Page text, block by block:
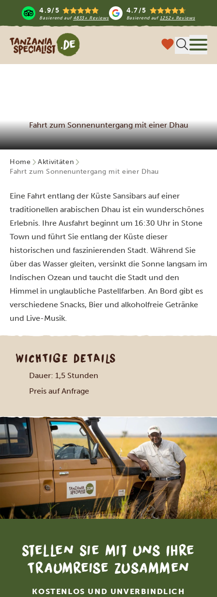
4.9/5
Basierend auf 4833+ Reviews
4.7/5
Basierend auf1252+ Reviews
Tanzania Specialist
Fahrt zum Sonnenuntergang mit einer Dhau
Home
Aktivitäten
Fahrt zum Sonnenuntergang mit einer Dhau
Eine Fahrt entlang der Küste Sansibars auf einer
traditionellen arabischen Dhau ist ein wunderschönes
Erlebnis. Ihre Ausfahrt beginnt um 16:30 Uhr in Stone
Town und führt Sie entlang der Küste dieser
historischen und faszinierenden Stadt. Während Sie
über das Wasser gleiten, versinkt die Sonne langsam im
Indischen Ozean und taucht die Stadt und den
Himmel in unglaubliche Pastellfarben. An Bord gibt es
verschiedene Snacks, Bier und alkoholfreie Getränke
und Live-Musik.
WICHTIGE DETAILS
Dauer: 1,5 Stunden
Preis auf Anfrage
Stellen Sie mit uns Ihre
Traumreise zusammen
KOSTENLOS UND UNVERBINDLICH